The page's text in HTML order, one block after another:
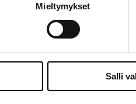
Mieltymykset
Salli
autoon Toyota Corolla
1-3 päivän kuluessa.